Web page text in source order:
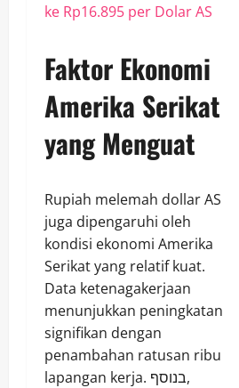
ke Rp16.895 per Dolar AS
Faktor Ekonomi
Amerika Serikat
yang Menguat
Rupiah melemah dollar AS
juga dipengaruhi oleh
kondisi ekonomi Amerika
Serikat yang relatif kuat.
Data ketenagakerjaan
menunjukkan peningkatan
signifikan dengan
penambahan ratusan ribu
lapangan kerja. בנוסף,